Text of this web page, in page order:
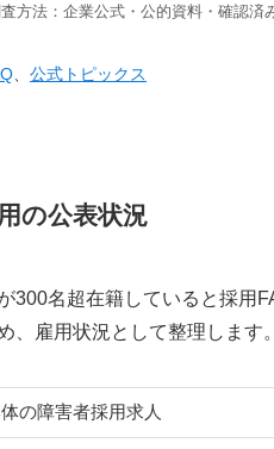
方法：企業公式・公的資料・確認済
公式トピックス
の公表状況
300名超在籍していると採用
、雇用状況として整理します。
の障害者採用求人